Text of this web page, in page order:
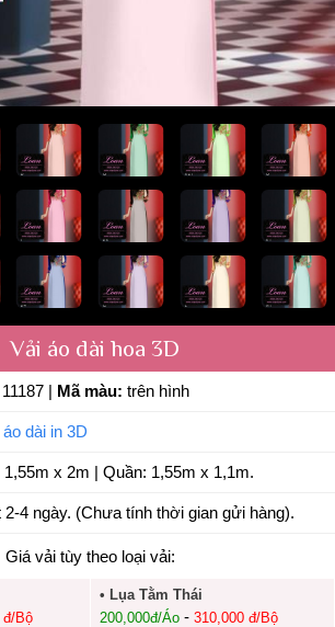
Vải áo dài hoa 3D
Mã màu: trên hình
dài in 3D
1,55m x 2m | Quần: 1,55m x 1,1m.
4 ngày. (Chưa tính thời gian gửi hàng).
Giá vải tùy theo loại vải:
đ/Bộ
• Lụa Tằm Thái
200,000đ/Áo- 310,000 đ/Bộ